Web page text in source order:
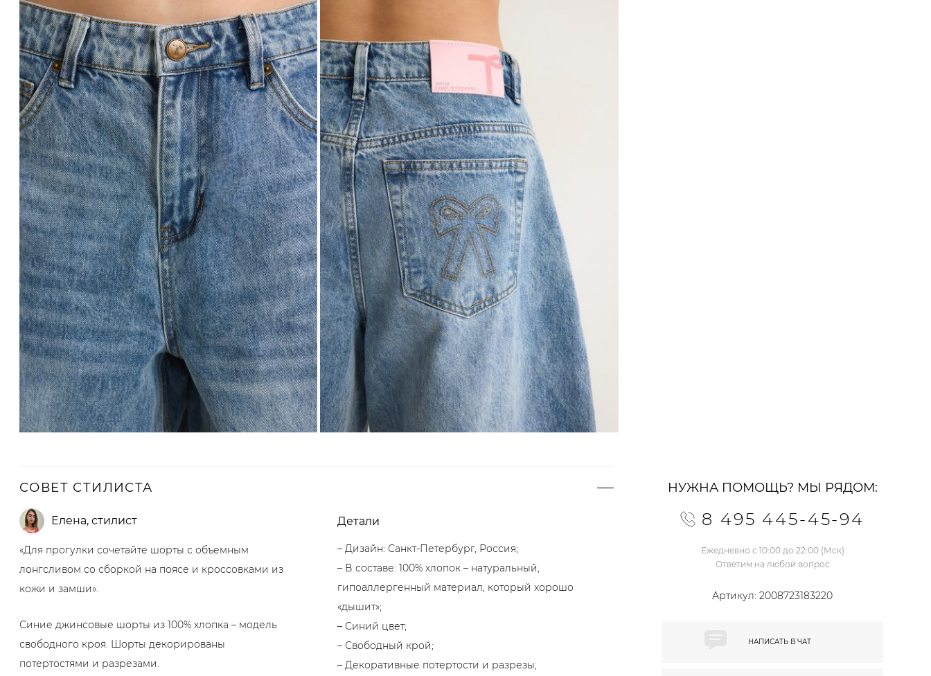
СОВЕТ СТИЛИСТА
Елена, стилист
«Для прогулки сочетайте шорты с объемным
лонгсливом со сборкой на поясе и кроссовками из
кожи и замши».
Синие джинсовые шорты из 100% хлопка – модель
свободного кроя. Шорты декорированы
потертостями и разрезами.
Детали
– Дизайн: Санкт-Петербург, Россия;
– В составе: 100% хлопок – натуральный,
гипоаллергенный материал, который хорошо
«дышит»;
– Синий цвет;
– Свободный крой;
– Декоративные потертости и разрезы;
НУЖНА ПОМОЩЬ? МЫ РЯДОМ:
8 495 445-45-94
Ежедневно с 10:00 до 22:00 (Мск)
Ответим на любой вопрос
Артикул:2008723183220
НАПИСАТЬ В ЧАТ